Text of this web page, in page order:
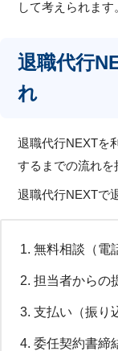
して考えられます
退職代行
れ
退職代行NEXTを
するまでの流れを
退職代行NEXTで
無料相談（電
担当者からの
支払い（振り
委任契約書締